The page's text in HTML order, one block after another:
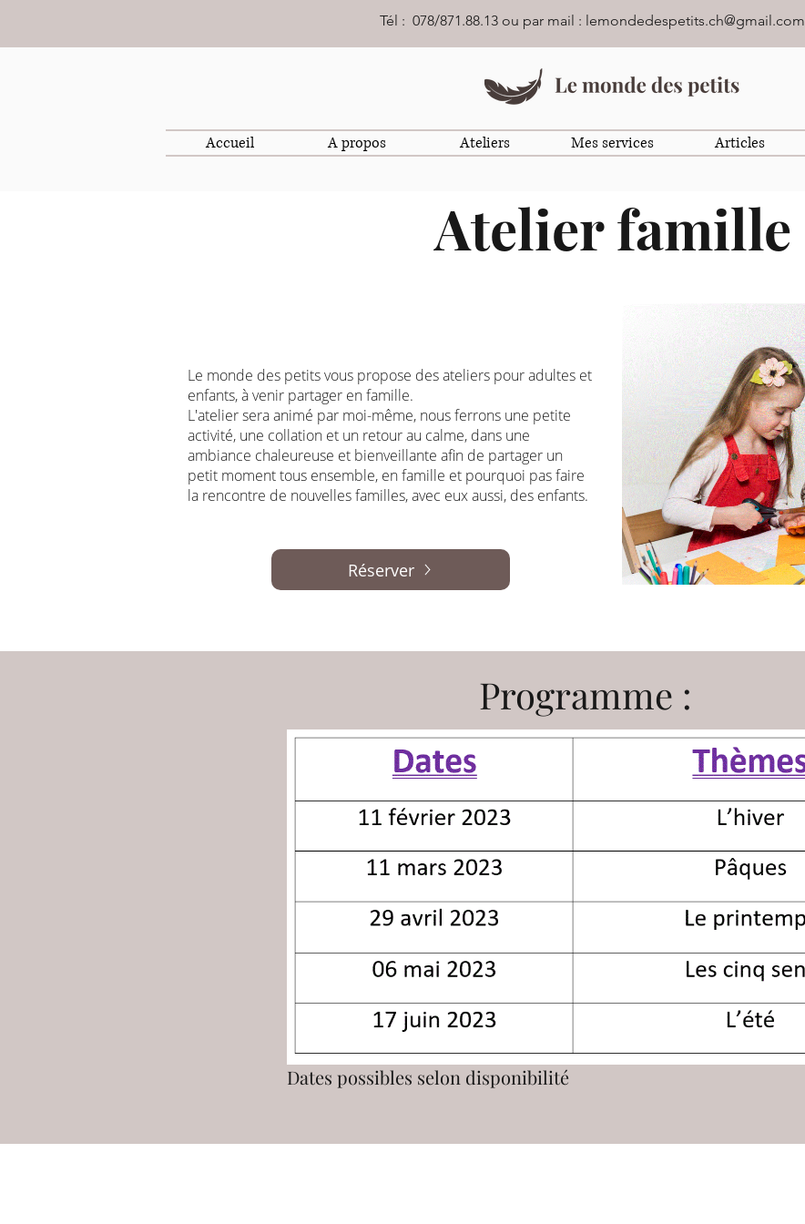
Tél : 078/871.88.13 ou par mail : lemondedespetits.ch@gmail.com
Accueil A propos Ateliers Mes services Articles
Atelier famille
Le monde des petits vous propose des ateliers pour adultes et
enfants, à venir partager en famille.
L'atelier sera animé par moi-même, nous ferrons une petite
activité, une collation et un retour au calme, dans une
ambiance chaleureuse et bienveillante afin de partager un
petit moment tous ensemble, en famille et pourquoi pas faire
la rencontre de nouvelles familles, avec eux aussi, des enfants.
Réserver
Programme :
Dates possibles selon disponibilité